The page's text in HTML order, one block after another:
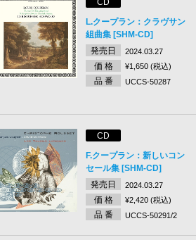
CD
L.クープラン：クラヴサン
組曲集 [SHM-CD]
発売日
2024.03.27
価 格 ¥1,650 (税込)
品 番 UCCS-50287
CD
F.クープラン：新しいコン
セール集 [SHM-CD]
発売日
2024.03.27
価 格 ¥2,420 (税込)
品 番 UCCS-50291/2